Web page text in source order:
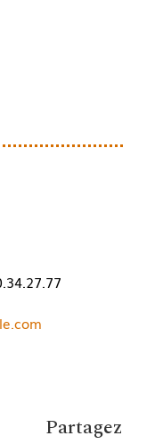
Partagez